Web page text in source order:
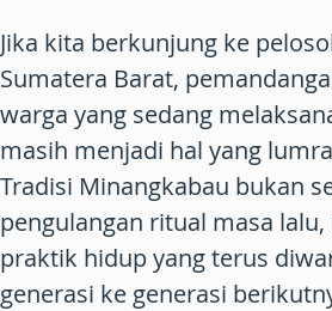
Jika kita berkunjung ke
Sumatera Barat,
warga yang sedang
masih menjadi hal yang
Tradisi Minangkabau bukan
pengulangan ritual masa
praktik hidup yang terus
generasi ke generasi